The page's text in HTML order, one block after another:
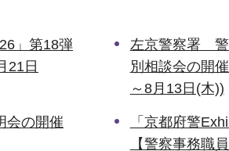
」第18弾
21日
左京警察署 警
別相談会の開
～8月13日(木))
の開催
「京都府警
【警察事務職